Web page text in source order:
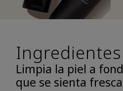
Limpia la piel a
que se sienta